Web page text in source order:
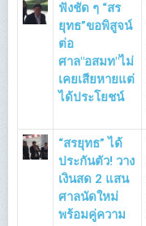
ฟังชัด ๆ “สร
ยุทธ”ขอพิสูจน์
ต่อ
ศาล"อสมท"ไม่
เคยเสียหายแต่
ได้ประโยชน์
“สรยุทธ” ได้
ประกันตัว! วาง
เงินสด 2 แสน
ศาลนัดใหม่
พร้อมคู่ความ